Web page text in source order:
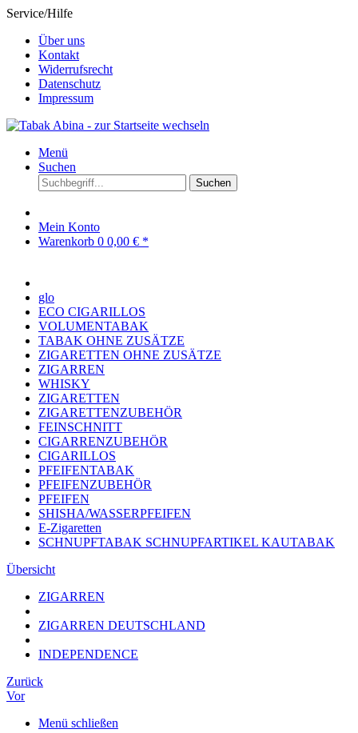
Service/Hilfe
Über uns
Kontakt
Widerrufsrecht
Datenschutz
Impressum
Menü
Suchen
Suchen
Mein Konto
Warenkorb 0 0,00 € *
glo
ECO CIGARILLOS
VOLUMENTABAK
TABAK OHNE ZUSÄTZE
ZIGARETTEN OHNE ZUSÄTZE
ZIGARREN
WHISKY
ZIGARETTEN
ZIGARETTENZUBEHÖR
FEINSCHNITT
CIGARRENZUBEHÖR
CIGARILLOS
PFEIFENTABAK
PFEIFENZUBEHÖR
PFEIFEN
SHISHA/WASSERPFEIFEN
E-Zigaretten
SCHNUPFTABAK SCHNUPFARTIKEL KAUTABAK
Übersicht
ZIGARREN
ZIGARREN DEUTSCHLAND
INDEPENDENCE
Zurück
Vor
Menü schließen